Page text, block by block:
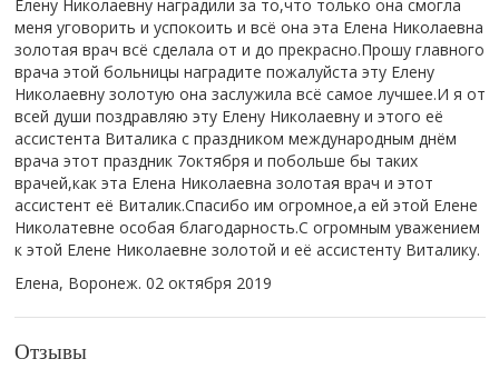
Елену Николаевну наградили за то,что только она смогла
меня уговорить и успокоить и всё она эта Елена Николаевна
золотая врач всё сделала от и до прекрасно.Прошу главного
врача этой больницы наградите пожалуйста эту Елену
Николаевну золотую она заслужила всё самое лучшее.И я от
всей души поздравляю эту Елену Николаевну и этого её
ассистента Виталика с праздником международным днём
врача этот праздник 7октября и побольше бы таких
врачей,как эта Елена Николаевна золотая врач и этот
ассистент её Виталик.Спасибо им огромное,а ей этой Елене
Николатевне особая благодарность.С огромным уважением
к этой Елене Николаевне золотой и её ассистенту Виталику.
Елена, Воронеж. 02 октября 2019
Отзывы